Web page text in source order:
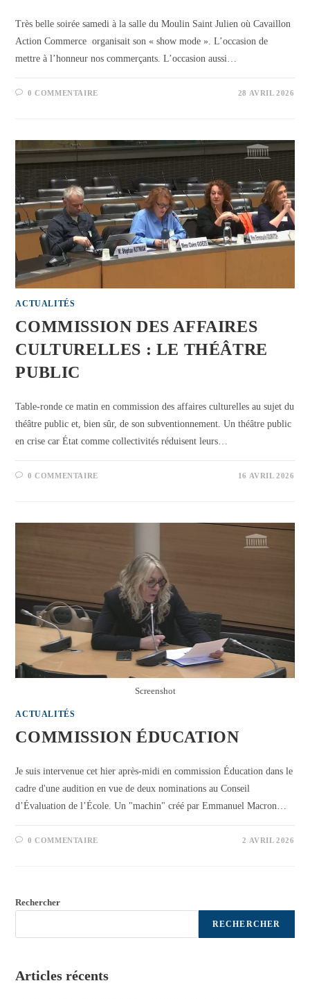
Très belle soirée samedi à la salle du Moulin Saint Julien où Cavaillon
Action Commerce organisait son « show mode ». L’occasion de
mettre à l’honneur nos commerçants. L’occasion aussi…
0 COMMENTAIRE 28 AVRIL 2026
ACTUALITÉS
COMMISSION DES AFFAIRES
CULTURELLES : LE THÉÂTRE
PUBLIC
Table-ronde ce matin en commission des affaires culturelles au sujet du
théâtre public et, bien sûr, de son subventionnement. Un théâtre public
en crise car État comme collectivités réduisent leurs…
0 COMMENTAIRE 16 AVRIL 2026
Screenshot
ACTUALITÉS
COMMISSION ÉDUCATION
Je suis intervenue cet hier après-midi en commission Éducation dans le
cadre d'une audition en vue de deux nominations au Conseil
d’Évaluation de l’École. Un "machin" créé par Emmanuel Macron…
0 COMMENTAIRE 2 AVRIL 2026
Rechercher
RECHERCHER
Articles récents